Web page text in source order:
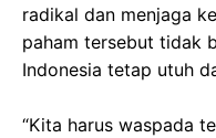
radikal dan menjaga
paham tersebut tidak
Indonesia tetap utuh
“Kita harus waspada